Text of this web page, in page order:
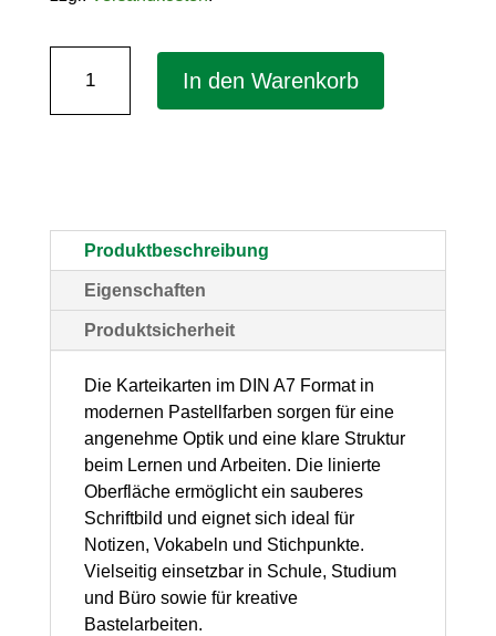
liniert,
100
Stück
Menge
In den Warenkorb
Produktbeschreibung
Eigenschaften
Produktsicherheit
Die Karteikarten im DIN A7 Format in
modernen Pastellfarben sorgen für eine
angenehme Optik und eine klare Struktur
beim Lernen und Arbeiten. Die linierte
Oberfläche ermöglicht ein sauberes
Schriftbild und eignet sich ideal für
Notizen, Vokabeln und Stichpunkte.
Vielseitig einsetzbar in Schule, Studium
und Büro sowie für kreative
Bastelarbeiten.